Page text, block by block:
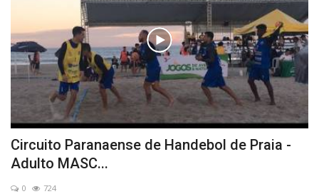
Circuito Paranaense de Handebol de Praia -
Adulto MASC...
0 724